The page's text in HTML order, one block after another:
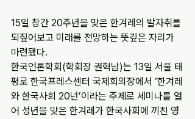
15일 창간 20주년을 맞은 한겨레의 발자취를
되짚어보고 미래를 전망하는 뜻깊은 자리가
마련됐다.
한국언론학회(학회장 권혁남)는 13일 서울 태
평로 한국프레스센터 국제회의장에서 ‘한겨레
와 한국사회 20년’이라는 주제로 세미나를 열
어 성년을 맞은 한겨레가 한국사회에 끼친 영